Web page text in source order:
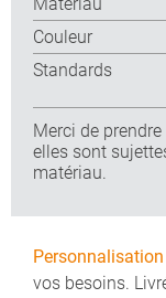
Couleur
Standards
Merci de
elles sont
matériau.
Personnalisation
vos besoins.